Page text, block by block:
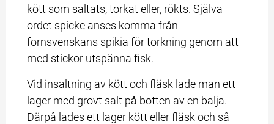
kött som saltats, torkat eller, rökts. Själva
ordet spicke anses komma från
fornsvenskans spikia för torkning genom att
med stickor utspänna fisk.
Vid insaltning av kött och fläsk lade man ett
lager med grovt salt på botten av en balja.
Därpå lades ett lager kött eller fläsk och så